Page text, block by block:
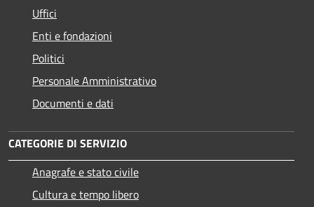
Uffici
Enti e fondazioni
Politici
Personale Amministrativo
Documenti e dati
CATEGORIE DI SERVIZIO
Anagrafe e stato civile
Cultura e tempo libero